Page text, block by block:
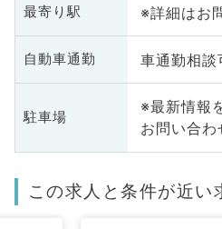
最寄り駅 ※詳細はお
自動車通勤 車通勤相談
駐車場
※最新情報
お問い合わ
この求人と条件が近い